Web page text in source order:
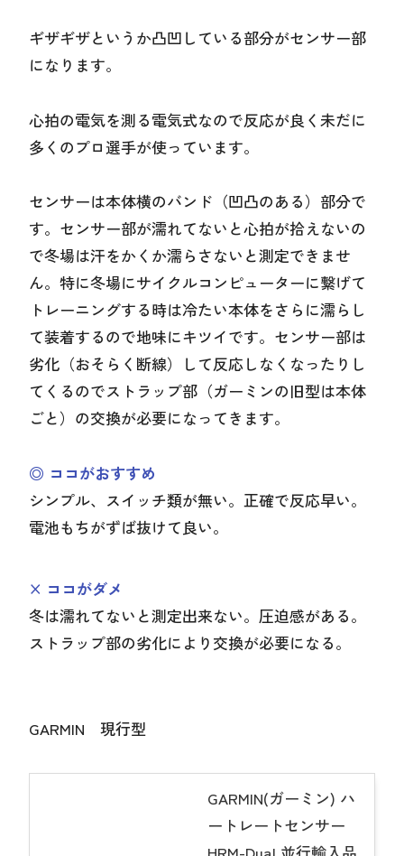
ギザギザというか凸凹している部分がセンサー部
になります。
心拍の電気を測る電気式なので反応が良く未だに
多くのプロ選手が使っています。
センサーは本体横のバンド（凹凸のある）部分で
す。センサー部が濡れてないと心拍が拾えないの
で冬場は汗をかくか濡らさないと測定できませ
ん。特に冬場にサイクルコンピューターに繋げて
トレーニングする時は冷たい本体をさらに濡らし
て装着するので地味にキツイです。センサー部は
劣化（おそらく断線）して反応しなくなったりし
てくるのでストラップ部（ガーミンの旧型は本体
ごと）の交換が必要になってきます。
◎ ココがおすすめ
シンプル、スイッチ類が無い。正確で反応早い。
電池もちがずば抜けて良い。
× ココがダメ
冬は濡れてないと測定出来ない。圧迫感がある。
ストラップ部の劣化により交換が必要になる。
GARMIN 現行型
GARMIN(ガーミン) ハ
ートレートセンサー